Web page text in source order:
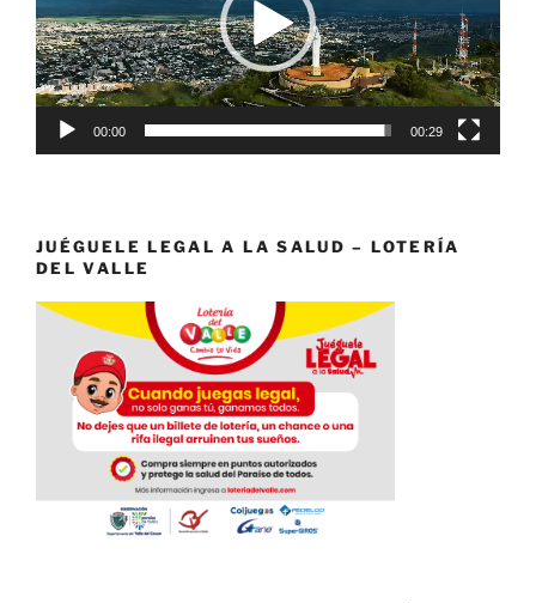
00:00 00:29
JUÉGUELE LEGAL A LA SALUD – LOTERÍA
DEL VALLE